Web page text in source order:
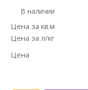
В наличии
Цена за кв.м
Цена за л/кг
Цена